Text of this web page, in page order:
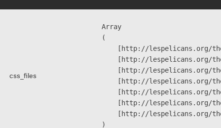
css_files
Array
(
[http://lespelicans.org/
[http://lespelicans.org/
[http://lespelicans.org/
[http://lespelicans.org/
[http://lespelicans.org/
[http://lespelicans.org/
[http://lespelicans.org/